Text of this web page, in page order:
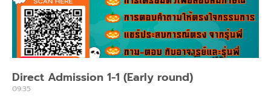
Direct Admission 1-1 (Early round)
09:35